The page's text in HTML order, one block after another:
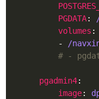
PGDATA:
volumes
        -
/
# -
pgadmin4
image: